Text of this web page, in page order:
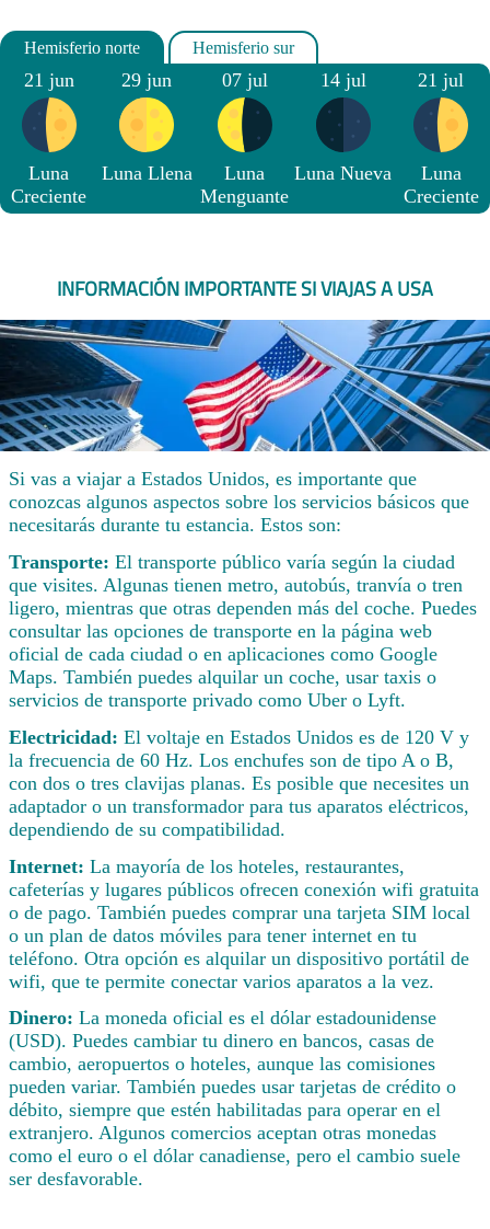
21 jun
Luna
Creciente
29 jun
Luna Llena
07 jul
Luna
Menguante
14 jul
Luna Nueva
21 jul
Luna
Creciente
INFORMACIÓN IMPORTANTE SI VIAJAS A USA
Si vas a viajar a Estados Unidos, es importante que
conozcas algunos aspectos sobre los servicios básicos que
necesitarás durante tu estancia. Estos son:
Transporte: El transporte público varía según la ciudad
que visites. Algunas tienen metro, autobús, tranvía o tren
ligero, mientras que otras dependen más del coche. Puedes
consultar las opciones de transporte en la página web
oficial de cada ciudad o en aplicaciones como Google
Maps. También puedes alquilar un coche, usar taxis o
servicios de transporte privado como Uber o Lyft.
Electricidad: El voltaje en Estados Unidos es de 120 V y
la frecuencia de 60 Hz. Los enchufes son de tipo A o B,
con dos o tres clavijas planas. Es posible que necesites un
adaptador o un transformador para tus aparatos eléctricos,
dependiendo de su compatibilidad.
Internet: La mayoría de los hoteles, restaurantes,
cafeterías y lugares públicos ofrecen conexión wifi gratuita
o de pago. También puedes comprar una tarjeta SIM local
o un plan de datos móviles para tener internet en tu
teléfono. Otra opción es alquilar un dispositivo portátil de
wifi, que te permite conectar varios aparatos a la vez.
Dinero: La moneda oficial es el dólar estadounidense
(USD). Puedes cambiar tu dinero en bancos, casas de
cambio, aeropuertos o hoteles, aunque las comisiones
pueden variar. También puedes usar tarjetas de crédito o
débito, siempre que estén habilitadas para operar en el
extranjero. Algunos comercios aceptan otras monedas
como el euro o el dólar canadiense, pero el cambio suele
ser desfavorable.